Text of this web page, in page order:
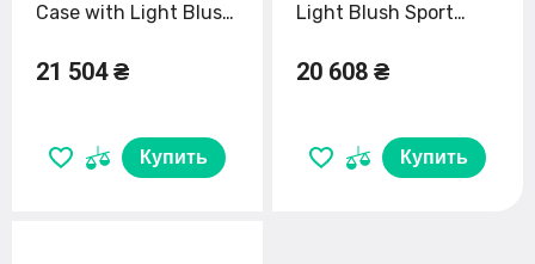
Case with Light Blush
(MF8F4)
21 504 ₴
Купить
Light Blush Sport
20 608 ₴
Купить